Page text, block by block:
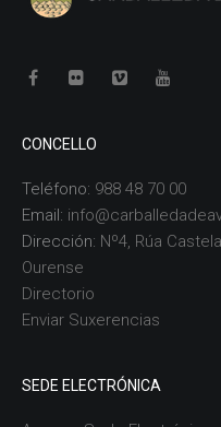
CONCELLO
Teléfono: 988 48 70 00
Email:
Dirección: Nº4, Rúa
Ourense
Directorio
Enviar Suxerencias
SEDE ELECTRÓNICA